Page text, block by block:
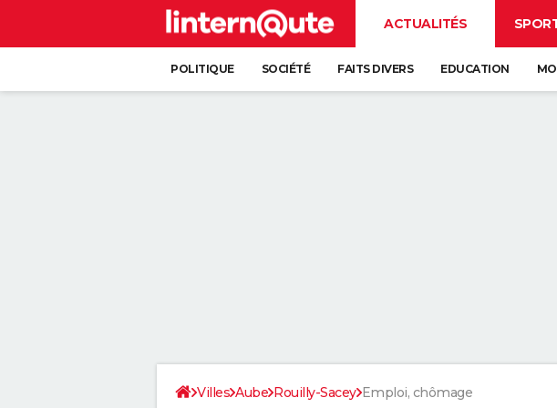
ACTUALITÉS
POLITIQUE SOCIÉTÉ FAITS DIVERS EDUCATION
Villes Aube Rouilly-Sacey Emploi, chômage